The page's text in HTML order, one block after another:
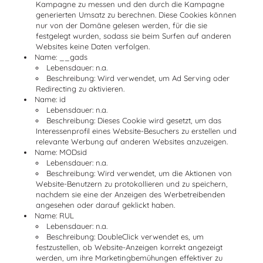
Kampagne zu messen und den durch die Kampagne
generierten Umsatz zu berechnen. Diese Cookies können
nur von der Domäne gelesen werden, für die sie
festgelegt wurden, sodass sie beim Surfen auf anderen
Websites keine Daten verfolgen.
Name:
__gads
Lebensdauer: n.a.
Beschreibung: Wird verwendet, um Ad Serving oder
Redirecting zu aktivieren.
Name: id
Lebensdauer: n.a.
Beschreibung: Dieses Cookie wird gesetzt, um das
Interessenprofil eines Website-Besuchers zu erstellen und
relevante Werbung auf anderen Websites anzuzeigen.
Name: MODsid
Lebensdauer: n.a.
Beschreibung: Wird verwendet, um die Aktionen von
Website-Benutzern zu protokollieren und zu speichern,
nachdem sie eine der Anzeigen des Werbetreibenden
angesehen oder darauf geklickt haben.
Name: RUL
Lebensdauer: n.a.
Beschreibung: DoubleClick verwendet es, um
festzustellen, ob Website-Anzeigen korrekt angezeigt
werden, um ihre Marketingbemühungen effektiver zu